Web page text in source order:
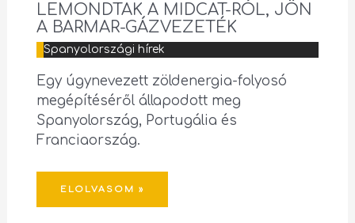
LEMONDTAK A MIDCAT-RÓL, JÖN
A BARMAR-GÁZVEZETÉK
Spanyolországi hírek
Egy úgynevezett zöldenergia-folyosó
megépítéséről állapodott meg
Spanyolország, Portugália és
Franciaország.
ELOLVASOM »